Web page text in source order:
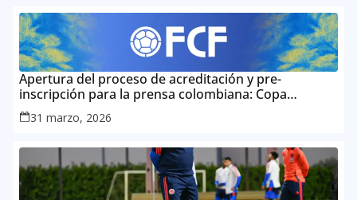
Apertura del proceso de acreditación y pre-
inscripción para la prensa colombiana: Copa
Mundial de la FIFA 2026 ™
31 marzo, 2026